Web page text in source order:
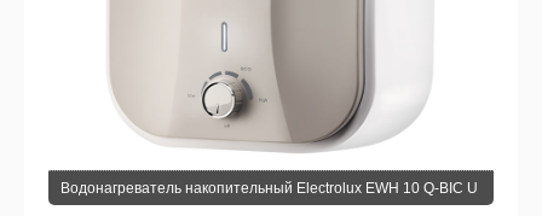
Водонагреватель накопительный Electrolux EWH 10 Q-BIC U